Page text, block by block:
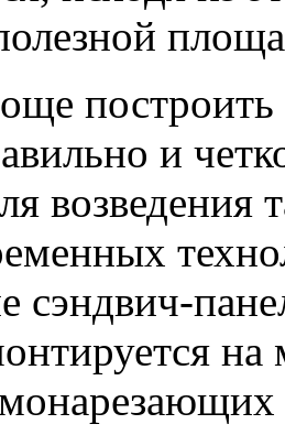
построить
и
возведения
сэндвич-
на